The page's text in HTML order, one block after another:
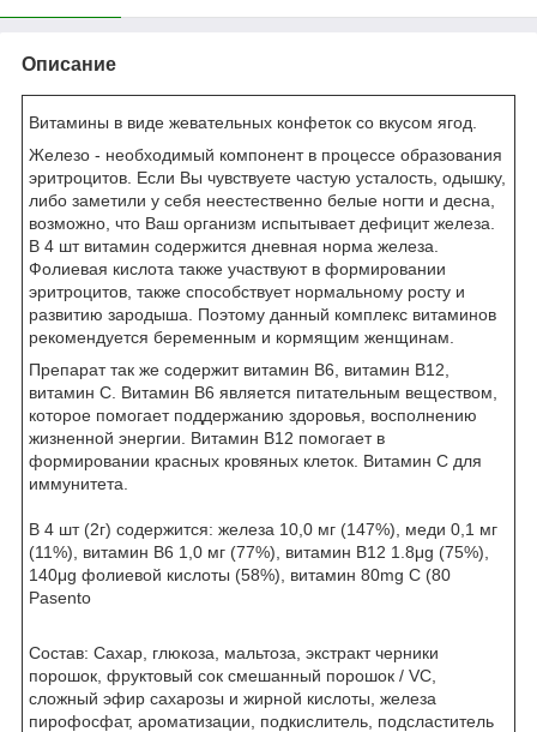
Описание
Витамины в виде жевательных конфеток со вкусом ягод.
Железо - необходимый компонент в процессе образования
эритроцитов. Если Вы чувствуете частую усталость, одышку,
либо заметили у себя неестественно белые ногти и десна,
возможно, что Ваш организм испытывает дефицит железа.
В 4 шт витамин содержится дневная норма железа.
Фолиевая кислота также участвуют в формировании
эритроцитов, также способствует нормальному росту и
развитию зародыша. Поэтому данный комплекс витаминов
рекомендуется беременным и кормящим женщинам.
Препарат так же содержит витамин B6, витамин B12,
витамин C. Витамин B6 является питательным веществом,
которое помогает поддержанию здоровья, восполнению
жизненной энергии. Витамин B12 помогает в
формировании красных кровяных клеток. Витамин С для
иммунитета.
В 4 шт (2г) содержится: железа 10,0 мг (147%), меди 0,1 мг
(11%), витамин B6 1,0 мг (77%), витамин B12 1.8μg (75%),
140μg фолиевой кислоты (58%), витамин 80mg C (80
Pasento
Состав: Сахар, глюкоза, мальтоза, экстракт черники
порошок, фруктовый сок смешанный порошок / VC,
сложный эфир сахарозы и жирной кислоты, железа
пирофосфат, ароматизации, подкислитель, подсластитель